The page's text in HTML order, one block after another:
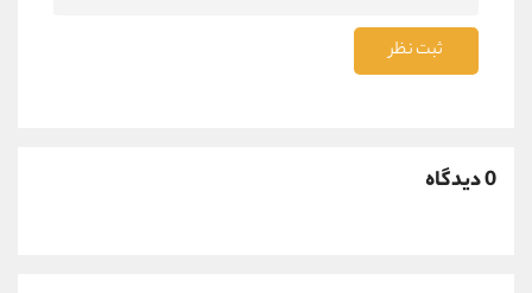
ثبت نظر
0 دیدگاه